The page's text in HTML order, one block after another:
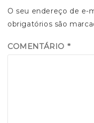
O seu endereço de e-
obrigatórios são
COMENTÁRIO *